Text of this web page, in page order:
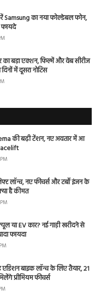
Samsung का नया फोल्डेबल फोन,
का बड़ा एक्शन, फिल्में और वेब सीरीज
में दूसरा नोटिस
की बढ़ी टेंशन, नए अवतार में आ
लॉन्च, नए फीचर्स और टर्बो इंजन के
है कीमत
या EV कार? नई गाड़ी खरीदने से
फायदा
बाइक लॉन्च के लिए तैयार, 21
प्रीमियम फीचर्स